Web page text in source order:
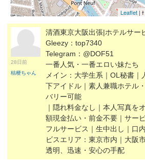
Leaflet | ɫ
28日前
桔梗ちゃん
清酒東京大阪出張|ホテルサー
Gleezy：top7340
Telegram：@DOF51
一番人気・一番エロい妹たち
メイン：大学生系｜OL秘書｜
下アイドル｜素人兼職ホテル
バリー可能
｜隠れ料金なし｜本人写真を
額現金払い・前金不要｜サー
フルサービス｜生中出し｜口
ビスエリア：東京市内｜大阪
透明、迅速・安心の手配